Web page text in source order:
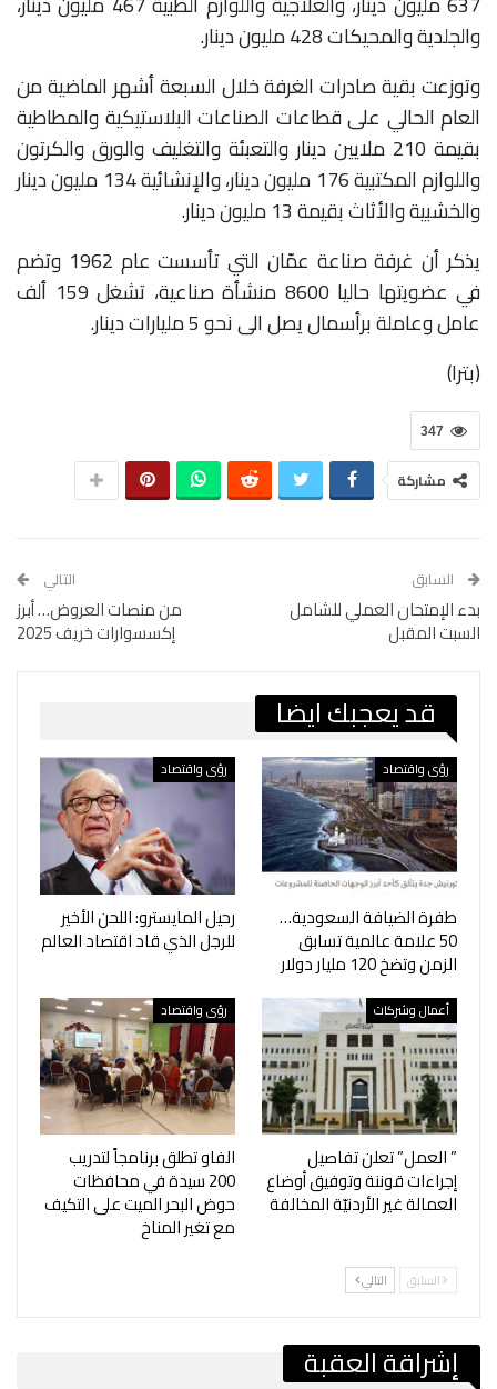
والجلدية والمحيكات 428 مليون دينار.
وتوزعت بقية صادرات الغرفة خلال السبعة أشهر الماضية من
العام الحالي على قطاعات الصناعات البلاستيكية والمطاطية
بقيمة 210 ملايين دينار والتعبئة والتغليف والورق والكرتون
واللوازم المكتبية 176 مليون دينار، والإنشائية 134 مليون دينار
والخشبية والأثاث بقيمة 13 مليون دينار.
يذكر أن غرفة صناعة عمّان التي تأسست عام 1962 وتضم
في عضويتها حاليا 8600 منشأة صناعية، تشغل 159 ألف
عامل وعاملة برأسمال يصل الى نحو 5 مليارات دينار.
(بترا)
347
مشاركة
السابق
بدء الإمتحان العملي للشامل
السبت المقبل
التالي
من منصات العروض… أبرز
إكسسوارات خريف 2025
قد يعجبك ايضا
رؤى واقتصاد
طفرة الضيافة السعودية…
50 علامة عالمية تسابق
الزمن وتضخ 120 مليار دولار
رؤى واقتصاد
رحيل المايسترو: اللحن الأخير
للرجل الذي قاد اقتصاد العالم
أعمال وشركات
” العمل” تعلن تفاصيل
إجراءات قوننة وتوفيق أوضاع
العمالة غير الأردنيّة المخالفة
رؤى واقتصاد
الفاو تطلق برنامجاً لتدريب
200 سيدة في محافظات
حوض البحر الميت على التكيف
مع تغير المناخ
السابق التالي
إشراقة العقبة